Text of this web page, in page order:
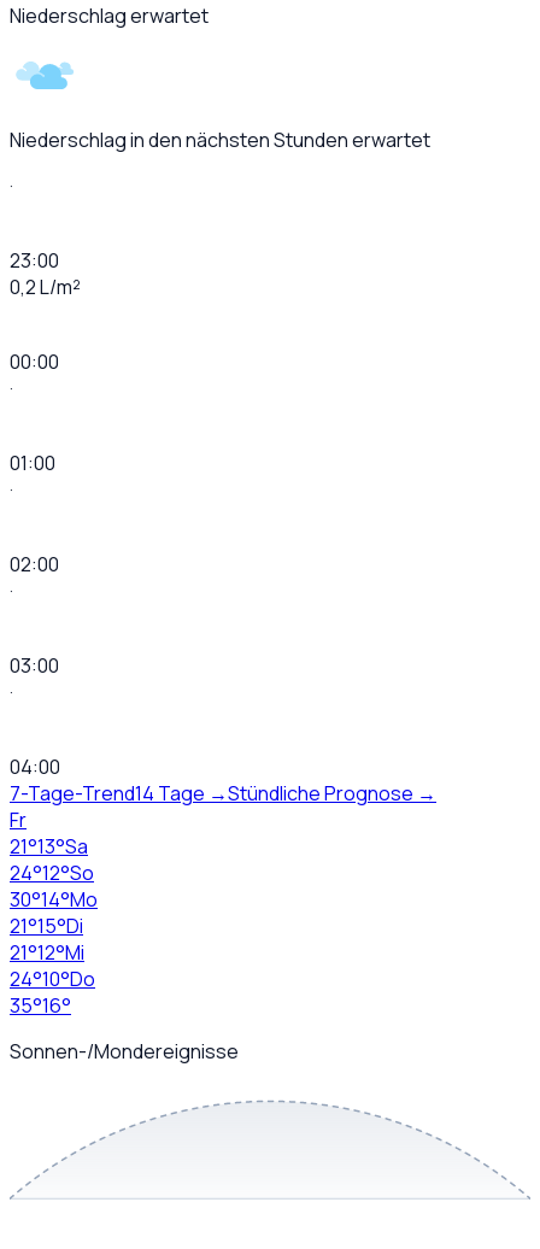
Niederschlag erwartet
Niederschlag in den nächsten Stunden erwartet
·
23:00
0,2 L/m²
00:00
·
01:00
·
02:00
·
03:00
·
04:00
7-Tage-Trend14 Tage →Stündliche Prognose →
Fr
21°13°Sa
24°12°So
30°14°Mo
21°15°Di
21°12°Mi
24°10°Do
35°16°
Sonnen-/Mondereignisse